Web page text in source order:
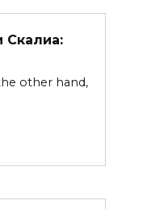
Скалиа:
other hand,